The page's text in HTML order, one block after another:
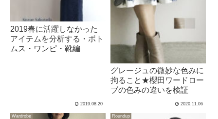
2019春に活躍しなかった
アイテムを分析する・ボト
ムス・ワンピ・靴編
2019.08.20
グレージュの微妙な色みに
拘ること★櫻田ワードロー
ブの色みの違いを検証
2020.11.06
Wardrobe Roundup